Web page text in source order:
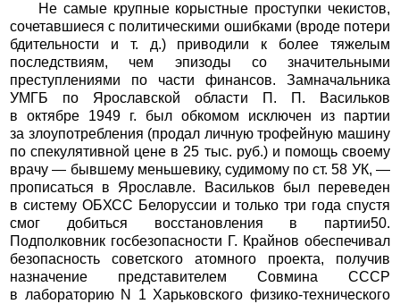
Не самые крупные корыстные проступки чекистов,
сочетавшиеся с политическими ошибками (вроде потери
бдительности и т. д.) приводили к более тяжелым
последствиям, чем эпизоды со значительными
преступлениями по части финансов. Замначальника
УМГБ по Ярославской области П. П. Васильков
в октябре 1949 г. был обкомом исключен из партии
за злоупотребления (продал личную трофейную машину
по спекулятивной цене в 25 тыс. руб.) и помощь своему
врачу — бывшему меньшевику, судимому по ст. 58 УК, —
прописаться в Ярославле. Васильков был переведен
в систему ОБХСС Белоруссии и только три года спустя
смог добиться восстановления в партии50.
Подполковник госбезопасности Г. Крайнов обеспечивал
безопасность советского атомного проекта, получив
назначение представителем Совмина СССР
в лабораторию N 1 Харьковского физико-технического